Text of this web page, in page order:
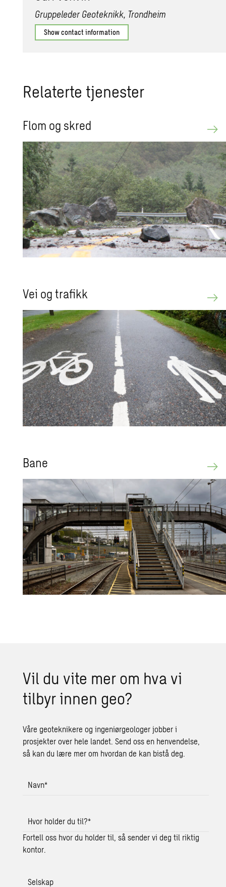
Gruppeleder Geoteknikk, Trondheim
Show contact information
Relaterte tjenester
Flom og skred
Vei og trafikk
Bane
Vil du vite mer om hva vi
tilbyr innen geo?
Våre geoteknikere og ingeniørgeologer jobber i
prosjekter over hele landet. Send oss en henvendelse,
så kan du lære mer om hvordan de kan bistå deg.
Navn*
Hvor holder du til?*
Fortell oss hvor du holder til, så sender vi deg til riktig
kontor.
Selskap